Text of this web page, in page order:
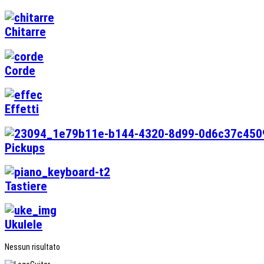
Chitarre
Corde
Effetti
Pickups
Tastiere
Ukulele
Nessun risultato